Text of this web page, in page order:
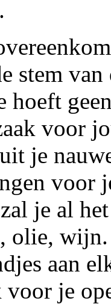
stem
hoeft
voor
je
voor
je al
olie,
aan
voor je